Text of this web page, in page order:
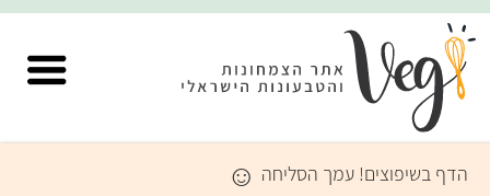
הדף בשיפוצים! עמך הסליחה ☺